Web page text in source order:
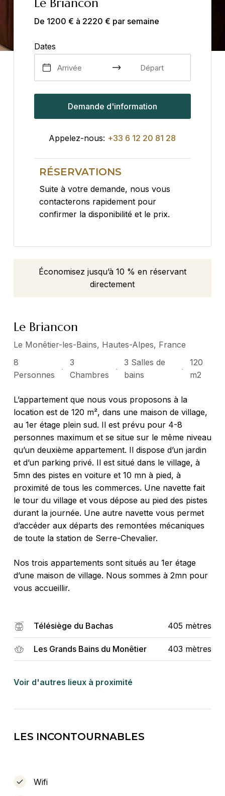
Le Briancon
Le Monêtier-les-Bains, Hautes-Alpes, France
8
Personnes
●
3
Chambres
●
3 Salles de
bains
●
120
m2
L’appartement que nous vous proposons à la
location est de 120 m², dans une maison de village,
au 1er étage plein sud. Il est prévu pour 4-8
personnes maximum et se situe sur le même niveau
qu’un deuxième appartement. Il dispose d’un jardin
et d’un parking privé. Il est situé dans le village, à
5mn des pistes en voiture et 10 mn à pied, à
proximité de tous les commerces. Une navette fait
le tour du village et vous dépose au pied des pistes
durant la journée. Une autre navette vous permet
d’accéder aux départs des remontées mécaniques
de toute la station de Serre-Chevalier.
Nos trois appartements sont situés au 1er étage
d’une maison de village. Nous sommes à 2mn pour
vous accueillir.
Télésiège du Bachas 405 mètres
Les Grands Bains du Monêtier 403 mètres
Voir d'autres lieux à proximité
LES INCONTOURNABLES
Wifi
Le Briancon
De 1200 € à 2220 € par semaine
Dates
Demande d'information
Appelez-nous: +33 6 12 20 81 28
RÉSERVATIONS
Suite à votre demande, nous vous
contacterons rapidement pour
confirmer la disponibilité et le prix.
Économisez jusqu’à 10 % en réservant
directement